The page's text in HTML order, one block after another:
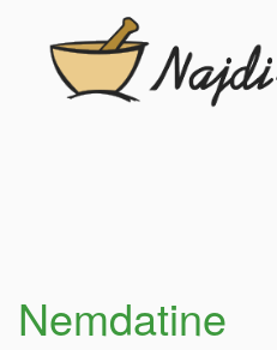
Nemdatine